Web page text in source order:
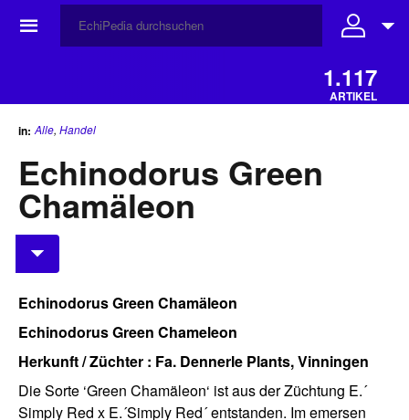
☰
1.117
ARTIKEL
in: Alle, Handel
Echinodorus Green
Chamäleon
Echinodorus Green Chamäleon
Echinodorus Green Chameleon
Herkunft / Züchter : Fa. Dennerle Plants, Vinningen
Die Sorte ‘Green Chamäleon‘ ist aus der Züchtung E.´
Simply Red x E.´Simply Red´ entstanden. Im emersen